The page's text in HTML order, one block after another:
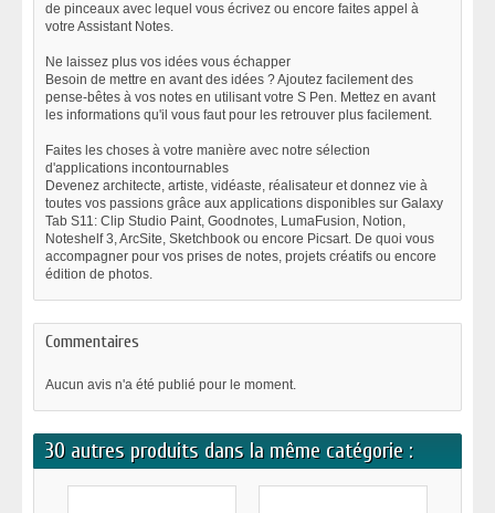
de pinceaux avec lequel vous écrivez ou encore faites appel à
votre Assistant Notes.
Ne laissez plus vos idées vous échapper
Besoin de mettre en avant des idées ? Ajoutez facilement des
pense-bêtes à vos notes en utilisant votre S Pen. Mettez en avant
les informations qu'il vous faut pour les retrouver plus facilement.
Faites les choses à votre manière avec notre sélection
d'applications incontournables
Devenez architecte, artiste, vidéaste, réalisateur et donnez vie à
toutes vos passions grâce aux applications disponibles sur Galaxy
Tab S11: Clip Studio Paint, Goodnotes, LumaFusion, Notion,
Noteshelf 3, ArcSite, Sketchbook ou encore Picsart. De quoi vous
accompagner pour vos prises de notes, projets créatifs ou encore
édition de photos.
Commentaires
Aucun avis n'a été publié pour le moment.
30 autres produits dans la même catégorie :